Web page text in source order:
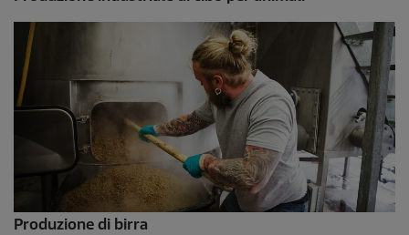
Produzione di birra